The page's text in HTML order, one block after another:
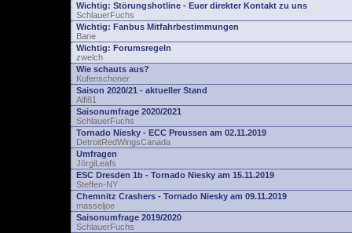
Wichtig: Störungshotline - Euer direkter Kontakt zu uns
SchlauerFuchs
Wichtig: Fanbus Mitfahrbestimmungen
Bane
Wichtig: Forumsregeln
zwelch
Wie schauts aus?
Kufenschoner
Saison 2020/21 - aktueller Stand
Alfi81
Saisonumfrage 2020/2021
SchlauerFuchs
Tornado Niesky - ECC Preussen am 02.11.2019
DetroitRedWingsCanada
Umfragen
JörgiLeafs
ESC Dresden 1b - Tornado Niesky am 15.11.2019
Steffen-NY
Chemnitz Crashers - Tornado Niesky am 09.11.2019
masseljoe
Saisonumfrage 2019/2020
SchlauerFuchs